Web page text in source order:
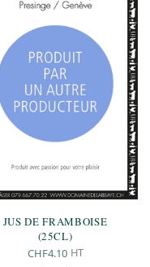
JUS DE FRAMBOISE
(25CL)
CHF4.10 HT